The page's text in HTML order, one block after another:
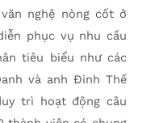
nghệ nòng cốt ở
phục vụ nhu cầu
tiêu biểu như các
và anh Đinh Thế
trì hoạt động câu